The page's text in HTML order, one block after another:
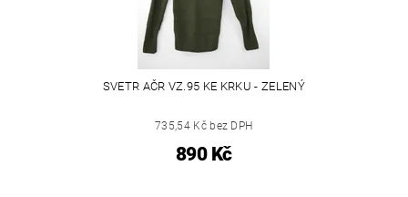
SVETR AČR VZ.95 KE KRKU - ZELENÝ
735,54 Kč bez DPH
890 Kč